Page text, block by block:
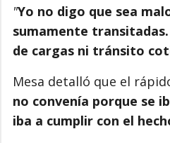
"Yo no digo que sea
sumamente
de cargas ni tránsito
Mesa detalló que el
no convenía porque se
iba a cumplir con el